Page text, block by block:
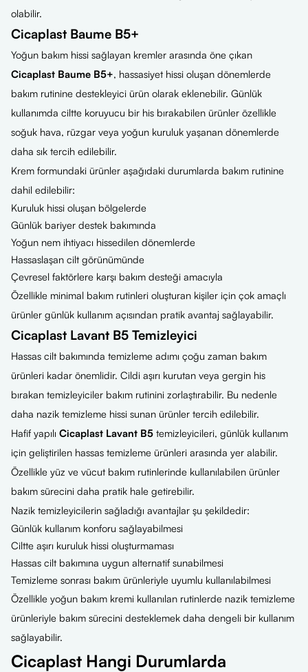
olabilir.
Cicaplast Baume B5+
Yoğun bakım hissi sağlayan kremler arasında öne çıkan
Cicaplast Baume B5+, hassasiyet hissi oluşan dönemlerde
bakım rutinine destekleyici ürün olarak eklenebilir. Günlük
kullanımda ciltte koruyucu bir his bırakabilen ürünler özellikle
soğuk hava, rüzgar veya yoğun kuruluk yaşanan dönemlerde
daha sık tercih edilebilir.
Krem formundaki ürünler aşağıdaki durumlarda bakım rutinine
dahil edilebilir:
Kuruluk hissi oluşan bölgelerde
Günlük bariyer destek bakımında
Yoğun nem ihtiyacı hissedilen dönemlerde
Hassaslaşan cilt görünümünde
Çevresel faktörlere karşı bakım desteği amacıyla
Özellikle minimal bakım rutinleri oluşturan kişiler için çok amaçlı
ürünler günlük kullanım açısından pratik avantaj sağlayabilir.
Cicaplast Lavant B5 Temizleyici
Hassas cilt bakımında temizleme adımı çoğu zaman bakım
ürünleri kadar önemlidir. Cildi aşırı kurutan veya gergin his
bırakan temizleyiciler bakım rutinini zorlaştırabilir. Bu nedenle
daha nazik temizleme hissi sunan ürünler tercih edilebilir.
Hafif yapılı Cicaplast Lavant B5 temizleyicileri, günlük kullanım
için geliştirilen hassas temizleme ürünleri arasında yer alabilir.
Özellikle yüz ve vücut bakım rutinlerinde kullanılabilen ürünler
bakım sürecini daha pratik hale getirebilir.
Nazik temizleyicilerin sağladığı avantajlar şu şekildedir:
Günlük kullanım konforu sağlayabilmesi
Ciltte aşırı kuruluk hissi oluşturmaması
Hassas cilt bakımına uygun alternatif sunabilmesi
Temizleme sonrası bakım ürünleriyle uyumlu kullanılabilmesi
Özellikle yoğun bakım kremi kullanılan rutinlerde nazik temizleme
ürünleriyle bakım sürecini desteklemek daha dengeli bir kullanım
sağlayabilir.
Cicaplast Hangi Durumlarda